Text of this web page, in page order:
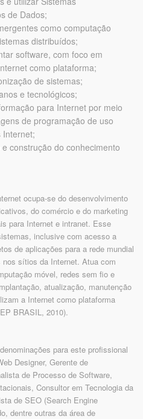
de Dados;
como computação
distribuídos;
software, com foco em
como plataforma;
de sistemas;
e tecnológicos;
para Internet por meio
de programação de uso
Internet;
construção do conhecimento
ocupa-se do desenvolvimento
do comércio e do marketing
para Internet e intranet. Esse
inclusive com acesso a
de aplicações para a rede mundial
sítios da Internet. Atua com
móvel, redes sem fio e
atualização, manutenção
a Internet como plataforma
BRASIL, 2010).
para este profissional
Designer, Gerente de
de Processo de Software,
Consultor em Tecnologia da
de SEO (Search Engine
dentre outras da área de